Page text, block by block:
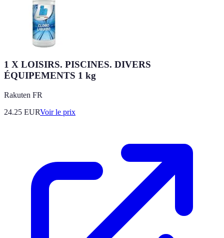
1 X LOISIRS. PISCINES. DIVERS
ÉQUIPEMENTS 1 kg
Rakuten FR
24.25 EURVoir le prix